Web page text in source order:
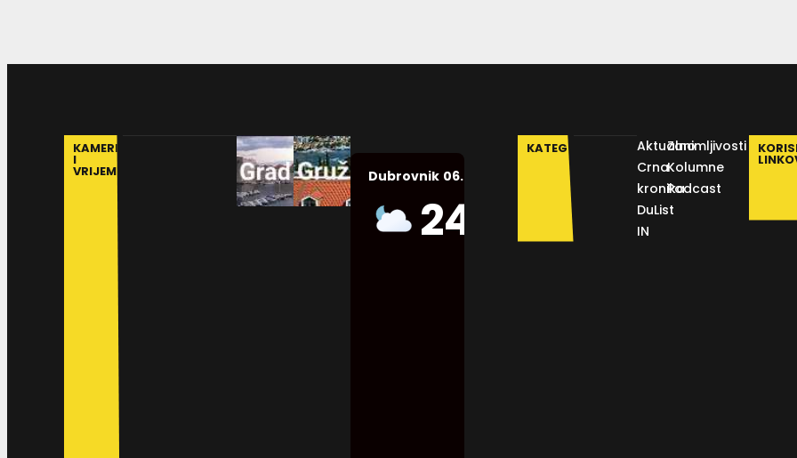
KAMERE
I
VRIJEME Dubrovnik 06.08.2026.
24
Humidity:
KATEGORIJE
Aktualno
Crna
kronika
DuList
IN
Zanimljivosti
Kolumne
Podcast